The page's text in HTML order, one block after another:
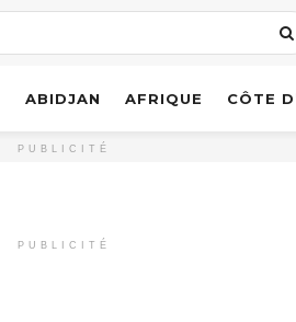
ABIDJAN AFRIQUE CÔTE
PUBLICITÉ
PUBLICITÉ